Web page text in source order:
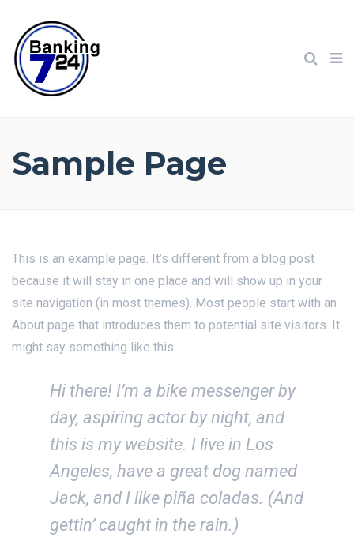
Sample Page
This is an example page. It’s different from a blog post
because it will stay in one place and will show up in your
site navigation (in most themes). Most people start with an
About page that introduces them to potential site visitors. It
might say something like this:
Hi there! I’m a bike messenger by
day, aspiring actor by night, and
this is my website. I live in Los
Angeles, have a great dog named
Jack, and I like piña coladas. (And
gettin’ caught in the rain.)